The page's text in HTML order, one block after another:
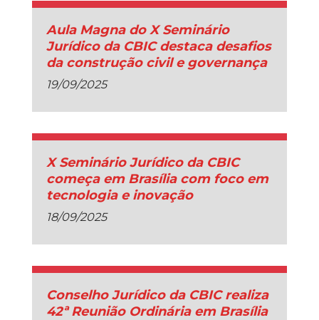
Aula Magna do X Seminário
Jurídico da CBIC destaca desafios
da construção civil e governança
19/09/2025
X Seminário Jurídico da CBIC
começa em Brasília com foco em
tecnologia e inovação
18/09/2025
Conselho Jurídico da CBIC realiza
42ª Reunião Ordinária em Brasília